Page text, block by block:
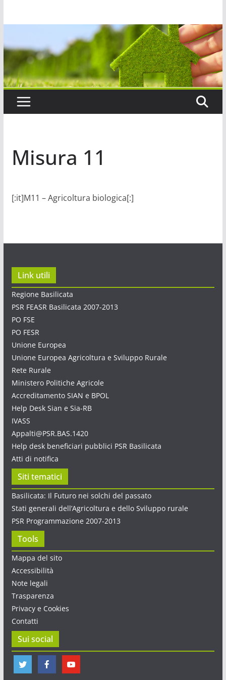
Misura 11
[:it]M11 – Agricoltura biologica[:]
Link utili
Regione Basilicata
PSR FEASR Basilicata 2007-2013
PO FSE
PO FESR
Unione Europea
Unione Europea Agricoltura e Sviluppo Rurale
Rete Rurale
Ministero Politiche Agricole
Accreditamento SIAN e BPOL
Help Desk Sian e Sia-RB
IVASS
Appalti@PSR.BAS.1420
Help desk beneficiari pubblici PSR Basilicata
Atti di notifica
Siti tematici
Basilicata: Il Futuro nei solchi del passato
Stati generali dell’Agricoltura e dello Sviluppo rurale
PSR Programmazione 2007-2013
Tools
Mappa del sito
Accessibilità
Note legali
Trasparenza
Privacy e Cookies
Contatti
Sui social